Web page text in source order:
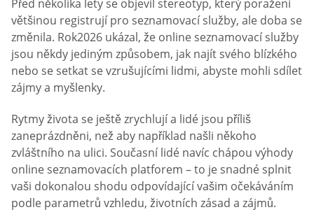
Před několika lety se objevil stereotyp, který poražení
většinou registrují pro seznamovací služby, ale doba se
změnila. Rok2026 ukázal, že online seznamovací služby
jsou někdy jediným způsobem, jak najít svého blízkého
nebo se setkat se vzrušujícími lidmi, abyste mohli sdílet
zájmy a myšlenky.
Rytmy života se ještě zrychlují a lidé jsou příliš
zaneprázdněni, než aby například našli někoho
zvláštního na ulici. Současní lidé navíc chápou výhody
online seznamovacích platforem – to je snadné splnit
vaši dokonalou shodu odpovídající vašim očekáváním
podle parametrů vzhledu, životních zásad a zájmů.